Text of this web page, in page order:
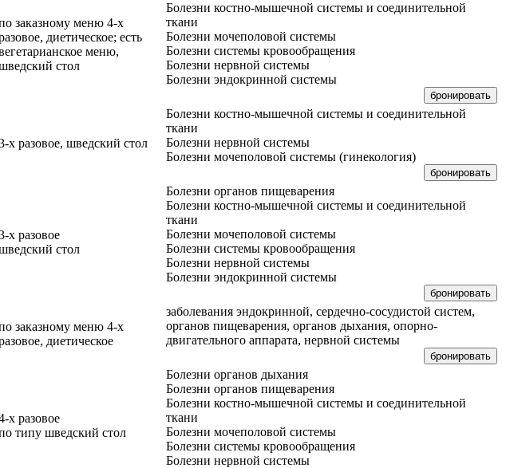
заказному меню 4-х
диетическое; есть
меню,
стол
Болезни костно-мышечной системы и соединительной
ткани
Болезни мочеполовой системы
Болезни системы кровообращения
Болезни нервной системы
Болезни эндокринной системы
бронировать
х разовое, шведский стол
Болезни костно-мышечной системы и соединительной
ткани
Болезни нервной системы
Болезни мочеполовой системы (гинекология)
бронировать
х разовое
стол
Болезни органов пищеварения
Болезни костно-мышечной системы и соединительной
ткани
Болезни мочеполовой системы
Болезни системы кровообращения
Болезни нервной системы
Болезни эндокринной системы
бронировать
заказному меню 4-х
диетическое
заболевания эндокринной, сердечно-сосудистой систем,
органов пищеварения, органов дыхания, опорно-
двигательного аппарата, нервной системы
бронировать
х разовое
типу шведский стол
Болезни органов дыхания
Болезни органов пищеварения
Болезни костно-мышечной системы и соединительной
ткани
Болезни мочеполовой системы
Болезни системы кровообращения
Болезни нервной системы